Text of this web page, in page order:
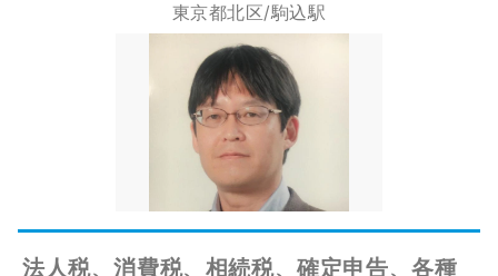
東京都北区/駒込駅
法人税、消費税、相続税、確定申告、各種